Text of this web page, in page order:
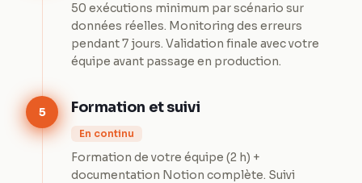
50 exécutions minimum par scénario sur
données réelles. Monitoring des erreurs
pendant 7 jours. Validation finale avec votre
équipe avant passage en production.
5 Formation et suivi
En continu
Formation de votre équipe (2 h) +
documentation Notion complète. Suivi